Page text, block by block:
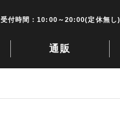
通販
受付時間：10:00～20:00(定休無し)